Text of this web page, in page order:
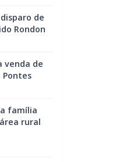
de
Rondon
venda de
família
rural